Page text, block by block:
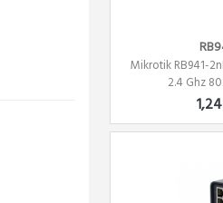
Mikrotik RB941-
2.4 Ghz